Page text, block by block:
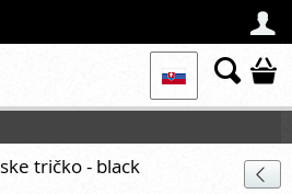




tričko - black